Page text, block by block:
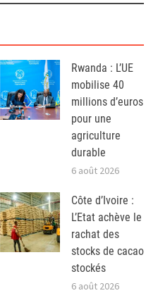
Rwanda : L’UE
mobilise 40
millions d’euros
pour une
agriculture
durable
6 août 2026
Côte d’Ivoire :
L’Etat achève le
rachat des
stocks de cacao
stockés
6 août 2026